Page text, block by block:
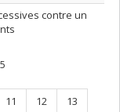
contre un
Page
11 Page
12 Page
13